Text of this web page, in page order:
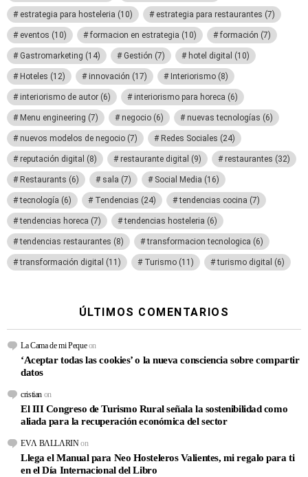
estrategia para hosteleria (10) estrategia para restaurantes (7)
eventos (10) formacion en estrategia (10) formación (7)
Gastromarketing (14) Gestión (7) hotel digital (10)
Hoteles (12) innovación (17) Interiorismo (8)
interiorismo de autor (6) interiorismo para horeca (6)
Menu engineering (7) negocio (6) nuevas tecnologías (6)
nuevos modelos de negocio (7) Redes Sociales (24)
reputación digital (8) restaurante digital (9) restaurantes (32)
Restaurants (6) sala (7) Social Media (16)
tecnología (6) Tendencias (24) tendencias cocina (7)
tendencias horeca (7) tendencias hosteleria (6)
tendencias restaurantes (8) transformacion tecnologica (6)
transformación digital (11) Turismo (11) turismo digital (6)
ÚLTIMOS COMENTARIOS
La Cama de mi Pequeon
‘Aceptar todas las cookies’ o la nueva consciencia sobre compartir
datos
cristian on
El III Congreso de Turismo Rural señala la sostenibilidad como
aliada para la recuperación económica del sector
EVΛ BΛLLΛRINon
Llega el Manual para Neo Hosteleros Valientes, mi regalo para ti
en el Día Internacional del Libro